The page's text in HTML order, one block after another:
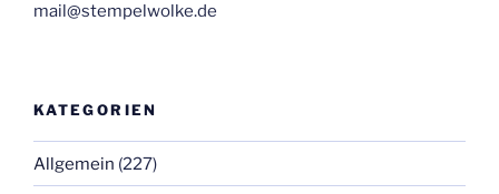
mail@stempelwolke.de
KATEGORIEN
Allgemein (227)